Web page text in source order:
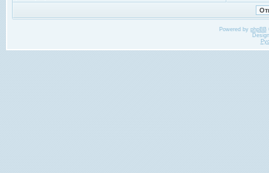
Powered by phpBB